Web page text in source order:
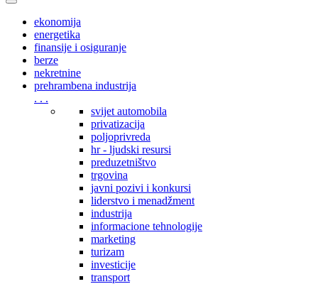
Toggle
navigationekonomija
energetika
finansije i osiguranje
berze
nekretnine
prehrambena industrija
. . .
svijet automobila
privatizacija
poljoprivreda
hr - ljudski resursi
preduzetništvo
trgovina
javni pozivi i konkursi
liderstvo i menadžment
industrija
informacione tehnologije
marketing
turizam
investicije
transport